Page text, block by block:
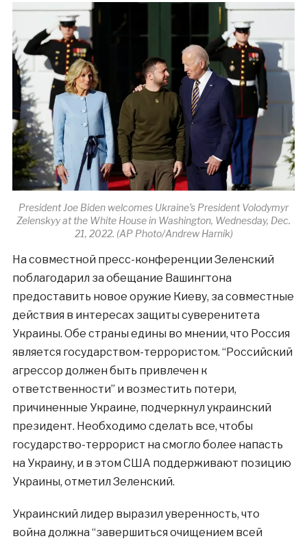
President Joe Biden welcomes Ukraine’s President Volodymyr
Zelenskyy at the White House in Washington, Wednesday, Dec.
21, 2022. (AP Photo/Andrew Harnik)
На совместной пресс-конференции Зеленский
поблагодарил за обещание Вашингтона
предоставить новое оружие Киеву, за совместные
действия в интересах защиты суверенитета
Украины. Обе страны едины во мнении, что Россия
является государством-террористом. “Российский
агрессор должен быть привлечен к
ответственности” и возместить потери,
причиненные Украине, подчеркнул украинский
президент. Необходимо сделать все, чтобы
государство-террорист на смогло более напасть
на Украину, и в этом США поддерживают позицию
Украины, отметил Зеленский.
Украинский лидер выразил уверенность, что
война должна “завершиться очищением всей